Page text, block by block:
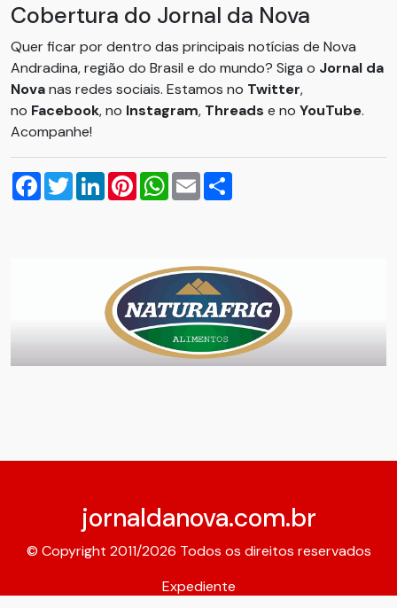
Cobertura do Jornal da Nova
Quer ficar por dentro das principais notícias de Nova
Andradina, região do Brasil e do mundo? Siga o Jornal da
Novanas redes sociais. Estamos no Twitter,
no Facebook, no Instagram, Threads e no YouTube.
Acompanhe!
Facebook
TwitterLinkedInPinterestWhatsApp
Email
jornaldanova.com.br
© Copyright 2011/2026 Todos os direitos reservados
Expediente